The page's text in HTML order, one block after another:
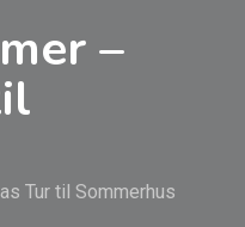
–
Tur til Sommerhus